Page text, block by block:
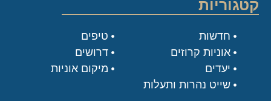
קטגוריות
טיפים
דרושים
מיקום אוניות
חדשות
אוניות קרוזים
יעדים
שייט נהרות ותעלות